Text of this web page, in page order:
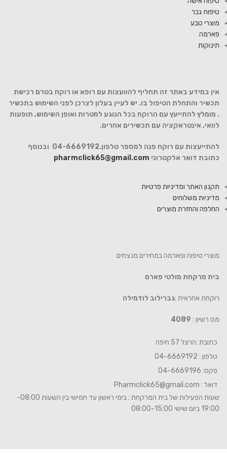
טיפוח גבר
מוצרי טבע
פארמה
תינוקות
אין במידע באתר זה תחליף להוועצות עם רופא או רוקח בטרם רכישת
תכשיר והתחלת הטיפול בו. יש לעיין בעלון לצרכן לפני השימוש בתכשיר
. מומלץ להתייעץ עם הרוקח בכל הנוגע למטרות ואופן השימוש, תופעות
לוואי, אינטראקציה עם תכשירים אחרים.
להתייעצות עם רוקח פנה למספר טלפון.04-6669192 ובנוסף
כתובת דואר אלקטרוני pharmclick65@gmail.com
תקנון האתר ומדיניות פרטיות
מדיניות משלוחים
החלפה והחזרת מוצרים
מוצרי טיפוח ופארמה במחירים מנצחים
בית מרקחת מולטי פארם
רוקחת אחראית :גברילוב לודמילה
מס רשיון : 4089
כתובת :הרצל 57 חיפה
טלפון : 04-6669192
פקס: 04-6669196
דואל : Pharmclick65@gmail.com
שעות הפעילות של בית המרקחת : בימי ראשון עד חמישי בין השעות 08:00-
19:00 ביום שישי 08:00-15:00